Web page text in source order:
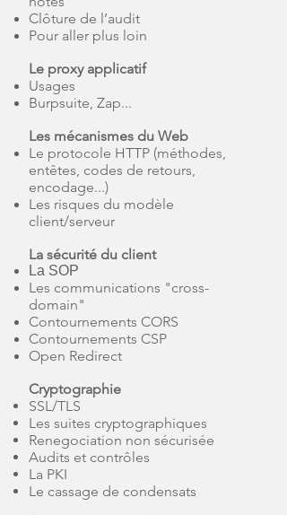
Clôture de l’audit
Pour aller plus loin
Le proxy applicatif
Usages
Burpsuite, Zap...
Les mécanismes du Web
Le protocole HTTP (méthodes,
entêtes, codes de retours,
encodage...)
Les risques du modèle
client/serveur
La sécurité du client
La SOP
Les communications "cross-
domain"
Contournements CORS
Contournements CSP
Open Redirect
Cryptographie
SSL/TLS
Les suites cryptographiques
Renegociation non sécurisée
Audits et contrôles
La PKI
Le cassage de condensats